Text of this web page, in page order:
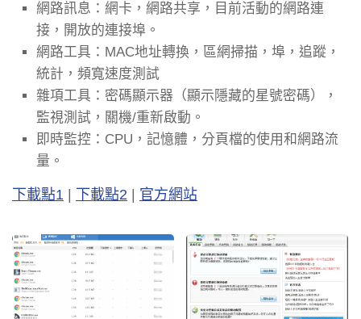
網路訊息：網卡，網路共享，目前活動的網路連
接，開放的連接埠。
網路工具：MAC地址轉換，區網掃描，埠，追蹤，
統計，頻寬速度測試
雜項工具：密碼顯示器（顯示隱藏的星號密碼），
監視測試，關機/重新啟動。
即時監控：CPU，記憶體，分頁檔的使用和網路流
量。
下載點1 下載點2 官方網站